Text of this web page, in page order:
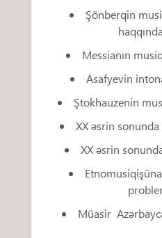
Şönberqin
Messianın
Asafyevin
Ştokhauzenin
XX əsrin
XX əsrin
Müasir